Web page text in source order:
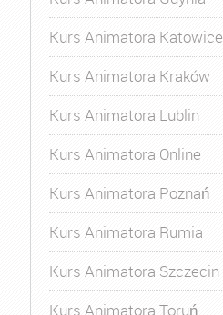
Kurs Animatora Katowice
Kurs Animatora Kraków
Kurs Animatora Lublin
Kurs Animatora Online
Kurs Animatora Poznań
Kurs Animatora Rumia
Kurs Animatora Szczecin
Kurs Animatora Toruń